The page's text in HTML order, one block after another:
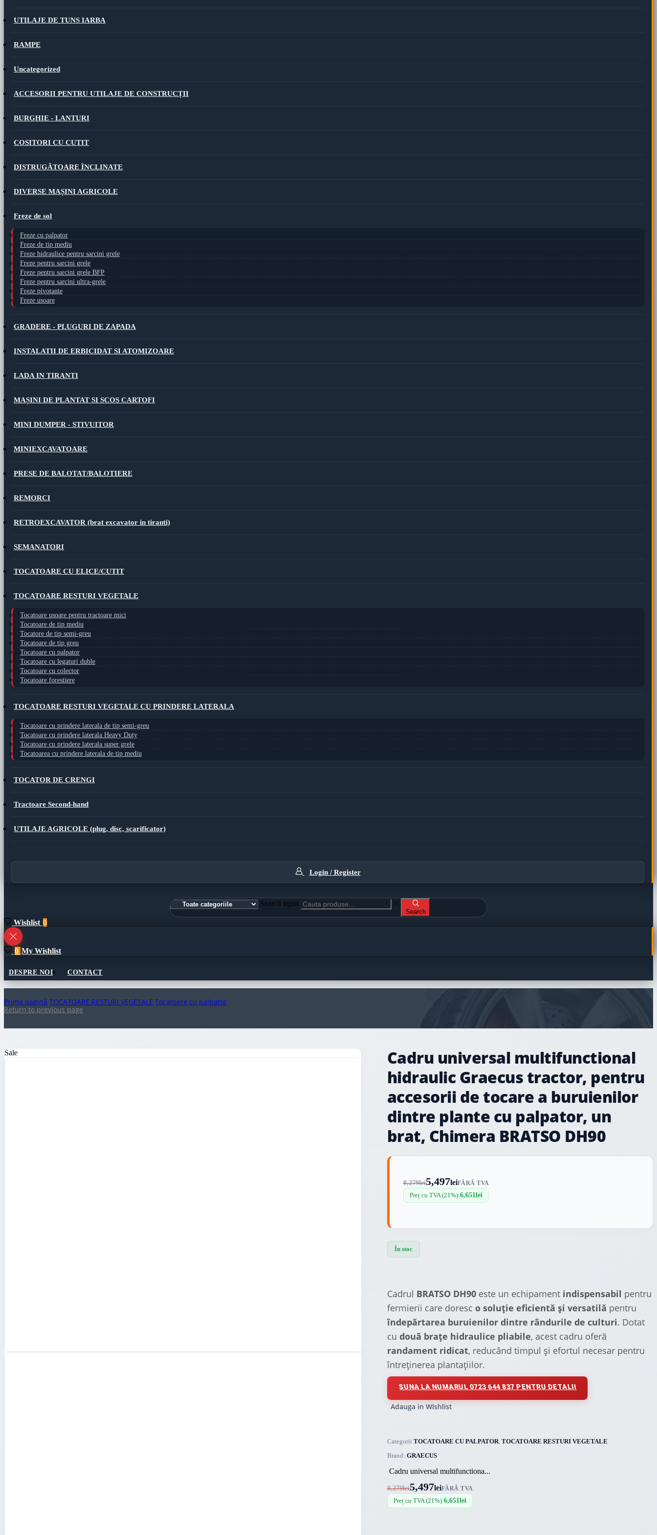
UTILAJE DE TUNS IARBA
RAMPE
Uncategorized
ACCESORII PENTRU UTILAJE DE CONSTRUCȚII
BURGHIE - LANTURI
COSITORI CU CUTIT
DISTRUGĂTOARE ÎNCLINATE
DIVERSE MAȘINI AGRICOLE
Freze de sol
Freze cu palpator
Freze de tip mediu
Freze hidraulice pentru sarcini grele
Freze pentru sarcini grele
Freze pentru sarcini grele BFP
Freze pentru sarcini ultra-grele
Freze pivotante
Freze usoare
GRADERE - PLUGURI DE ZAPADA
INSTALATII DE ERBICIDAT SI ATOMIZOARE
LADA IN TIRANTI
MAȘINI DE PLANTAT SI SCOS CARTOFI
MINI DUMPER - STIVUITOR
MINIEXCAVATOARE
PRESE DE BALOTAT/BALOTIERE
REMORCI
RETROEXCAVATOR (brat excavator in tiranti)
SEMANATORI
TOCATOARE CU ELICE/CUTIT
TOCATOARE RESTURI VEGETALE
Tocatoare usoare pentru tractoare mici
Tocatoare de tip mediu
Tocatore de tip semi-greu
Tocatoare de tip greu
Tocatoare cu palpator
Tocatoare cu legaturi duble
Tocatoare cu colector
Tocatoare forestiere
TOCATOARE RESTURI VEGETALE CU PRINDERE LATERALA
Tocatoare cu prindere laterala de tip semi-greu
Tocatoare cu prindere laterala Heavy Duty
Tocatoare cu prindere laterala super grele
Tocatoarea cu prindere laterala de tip mediu
TOCATOR DE CRENGI
Tractoare Second-hand
UTILAJE AGRICOLE (plug, disc, scarificator)
Login / Register
Search input
Search
Wishlist 0
0 My Wishlist
DESPRE NOI CONTACT
Prima pagină TOCATOARE RESTURI VEGETALE Tocatoare cu palpator
Return to previous page
Sale
Cadru universal multifunctional
hidraulic Graecus tractor, pentru
accesorii de tocare a buruienilor
dintre plante cu palpator, un
brat, Chimera BRATSO DH90
8,279lei5,497leiFĂRĂ TVA
Preț cu TVA (21%):6,651lei
În stoc
Cadrul BRATSO DH90este un echipament indispensabil pentru
fermierii care doresc o soluție eficientă și versatilă pentru
îndepărtarea buruienilor dintre rândurile de culturi. Dotat
cu două brațe hidraulice pliabile, acest cadru oferă
randament ridicat, reducând timpul și efortul necesar pentru
întreținerea plantațiilor.
SUNA LA NUMARUL 0723 644 837 PENTRU DETALII
Adauga in WIshlist
Categorii TOCATOARE CU PALPATOR, TOCATOARE RESTURI VEGETALE
Brand: GRAECUS
Cadru universal multifunctiona...
8,279lei5,497leiFĂRĂ TVA
Preț cu TVA (21%):6,651lei